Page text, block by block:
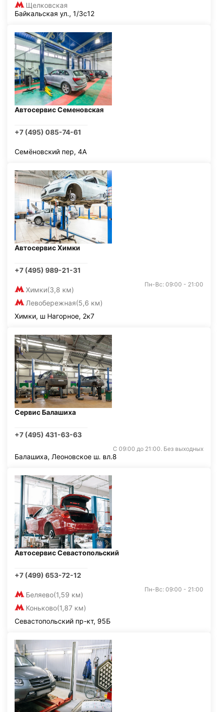
Щелковская
Байкальская ул., 1/3с12
Автосервис Семеновская
+7 (495) 085-74-61
Семёновский пер, 4А
Автосервис Химки
+7 (495) 989-21-31
Химки(3,8 км)
Левобережная(5,6 км)
Пн-Вс: 09:00 - 21:00
Химки, ш Нагорное, 2к7
Сервис Балашиха
+7 (495) 431-63-63
С 09:00 до 21:00. Без выходных
Балашиха, Леоновское ш. вл.8
Автосервис Севастопольский
+7 (499) 653-72-12
Беляево(1,59 км)
Коньково(1,87 км)
Пн-Вс: 09:00 - 21:00
Севастопольский пр-кт, 95Б